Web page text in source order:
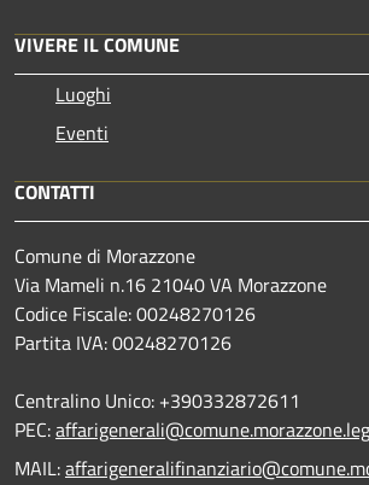
VIVERE IL COMUNE
Luoghi
Eventi
CONTATTI
Comune di Morazzone
Via Mameli n.16 21040 VA Morazzone
Codice Fiscale: 00248270126
Partita IVA: 00248270126
Centralino Unico: +390332872611
PEC:
MAIL: